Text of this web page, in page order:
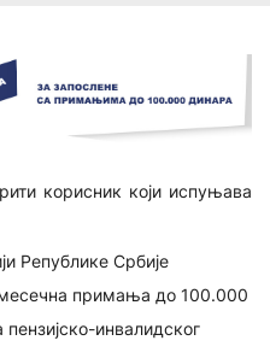
корисник који испуњава
Републике Србије
примања до 100.000
инвалидског